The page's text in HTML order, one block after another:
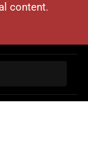
content.